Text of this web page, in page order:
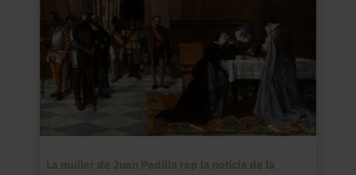
La muller de Juan Padilla rep la notícia de la